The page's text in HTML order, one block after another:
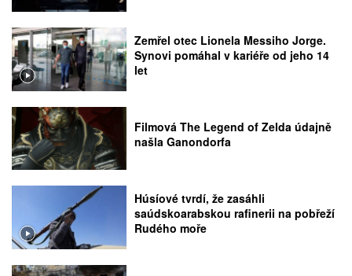
Zemřel otec Lionela Messiho Jorge.
Synovi pomáhal v kariéře od jeho 14
let
Filmová The Legend of Zelda údajně
našla Ganondorfa
Húsíové tvrdí, že zasáhli
saúdskoarabskou rafinerii na pobřeží
Rudého moře